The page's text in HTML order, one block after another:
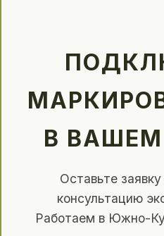
В
Оставьте
консультацию
Работаем в Южно-